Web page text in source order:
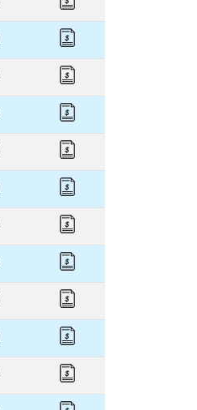
Cotizar HAMILTON
Cotizar HAMILTON
Cotizar HAMILTON
Cotizar HAMILTON
Cotizar HAMILTON
Cotizar HAMILTON
Cotizar HAMILTON
Cotizar HAMILTON
Cotizar HAMILTON
Cotizar HAMILTON